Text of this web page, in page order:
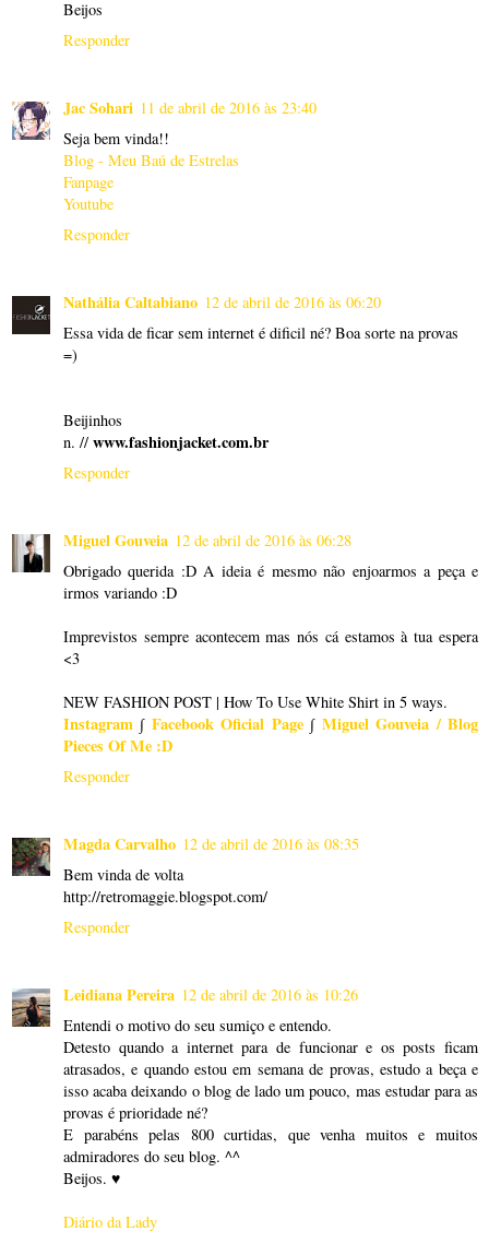
Beijos
Responder
Jac Sohari 11 de abril de 2016 às 23:40
Seja bem vinda!!
Blog - Meu Baú de Estrelas
Fanpage
Youtube
Responder
Nathália Caltabiano 12 de abril de 2016 às 06:20
Essa vida de ficar sem internet é dificil né? Boa sorte na provas
=)
Beijinhos
n. // www.fashionjacket.com.br
Responder
Miguel Gouveia 12 de abril de 2016 às 06:28
Obrigado querida :D A ideia é mesmo não enjoarmos a peça e
irmos variando :D
Imprevistos sempre acontecem mas nós cá estamos à tua espera
<3
NEW FASHION POST | How To Use White Shirt in 5 ways.
Instagram ∫ Facebook Oficial Page∫ Miguel Gouveia / Blog
Pieces Of Me :D
Responder
Magda Carvalho 12 de abril de 2016 às 08:35
Bem vinda de volta
http://retromaggie.blogspot.com/
Responder
Leidiana Pereira 12 de abril de 2016 às 10:26
Entendi o motivo do seu sumiço e entendo.
Detesto quando a internet para de funcionar e os posts ficam
atrasados, e quando estou em semana de provas, estudo a beça e
isso acaba deixando o blog de lado um pouco, mas estudar para as
provas é prioridade né?
E parabéns pelas 800 curtidas, que venha muitos e muitos
admiradores do seu blog. ^^
Beijos. ♥
Diário da Lady